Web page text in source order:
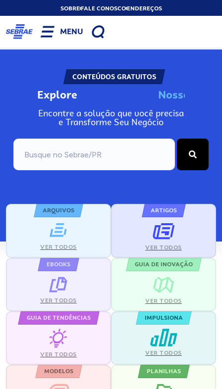
SOBREFALE CONOSCOENDEREÇOS
MENU
CONTEÚDOS GRATUITOS
Explore Nosso
Encontre a solução que você precisa
e Transforme Seu Negócio
ARQUIVOS
VER TODOS
ARTIGOS
VER TODOS
EBOOKS
VER TODOS
GUIA DE INOVAÇÃO
VER TODOS
GUIA DE TENDÊNCIAS
VER TODOS
IMPULSIONA
VER TODOS
MODELOS PLANILHAS